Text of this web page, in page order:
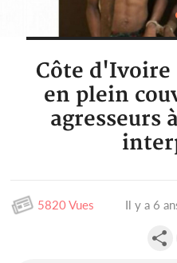
Côte d'Ivoire
en plein
agresseurs
5820 Vues Il y a 6